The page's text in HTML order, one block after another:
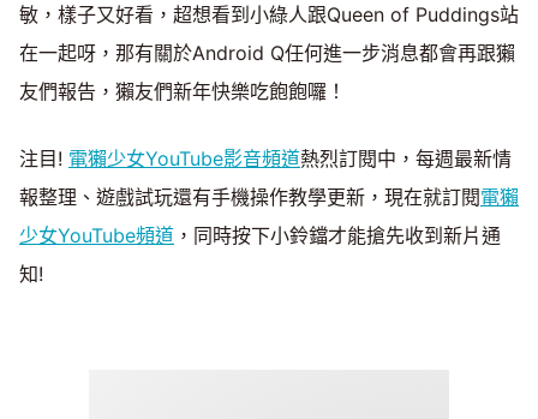
敏，樣子又好看，超想看到小綠人跟Queen of Puddings站
在一起呀，那有關於Android Q任何進一步消息都會再跟獺
友們報告，獺友們新年快樂吃飽飽囉！
注目! 電獺少女YouTube影音頻道熱烈訂閱中，每週最新情
報整理、遊戲試玩還有手機操作教學更新，現在就訂閱電獺
少女YouTube頻道 ，同時按下小鈴鐺才能搶先收到新片通
知!